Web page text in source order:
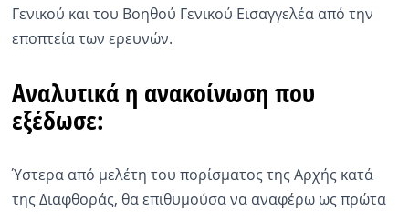
Γενικού και του Βοηθού Γενικού Εισαγγελέα από την
εποπτεία των ερευνών.
Αναλυτικά η ανακοίνωση που
εξέδωσε:
Ύστερα από μελέτη του πορίσματος της Αρχής κατά
της Διαφθοράς, θα επιθυμούσα να αναφέρω ως πρώτα